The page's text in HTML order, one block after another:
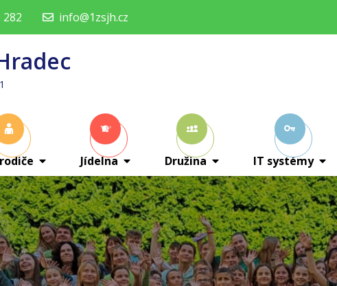
282 info@1zsjh.cz
Jídelna Družina IT systémy